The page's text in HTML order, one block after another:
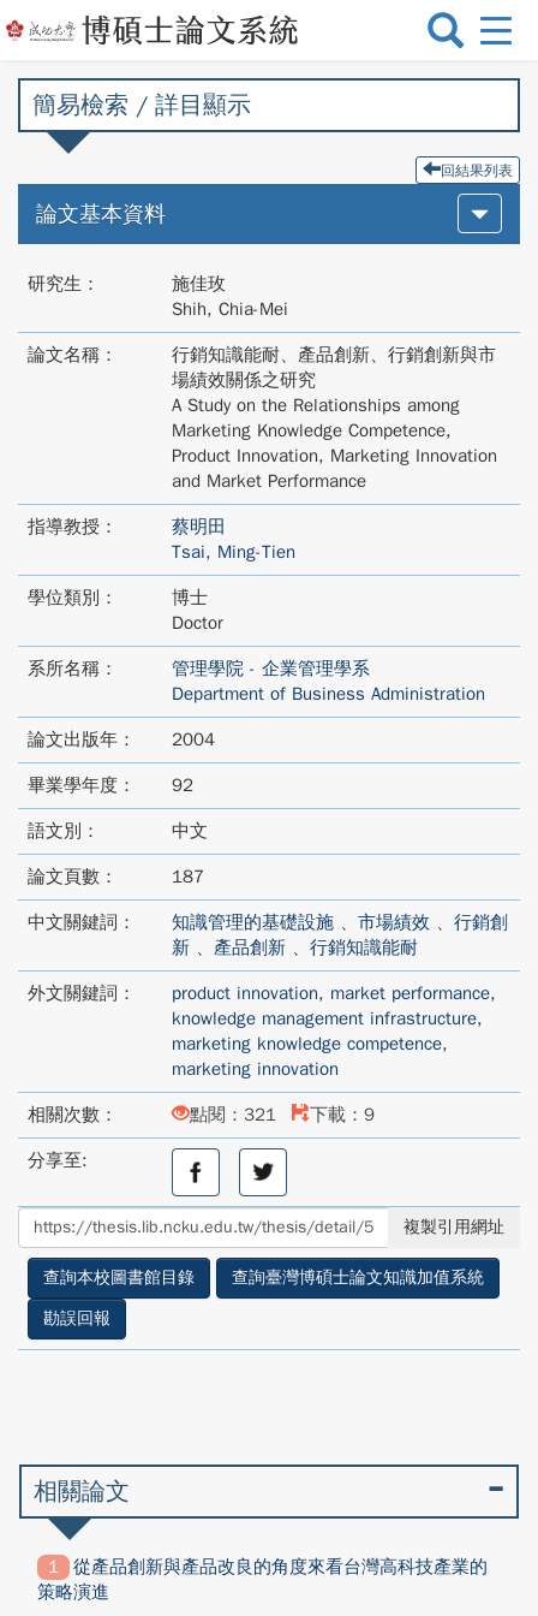
選
切
簡易檢索 / 詳目顯示
回結果列表
論文基本資料
研究生：
施佳玫
Shih, Chia-Mei
論文名稱：
行銷知識能耐、產品創新、行銷創新與市
場績效關係之研究
A Study on the Relationships among
Marketing Knowledge Competence,
Product Innovation, Marketing Innovation
and Market Performance
指導教授：
蔡明田
Tsai, Ming-Tien
學位類別：
博士
Doctor
系所名稱：
管理學院 - 企業管理學系
Department of Business Administration
論文出版年： 2004
畢業學年度： 92
語文別： 中文
論文頁數： 187
中文關鍵詞： 知識管理的基礎設施 、 市場績效 、 行銷創
新 、 產品創新 、 行銷知識能耐
外文關鍵詞： product innovation, market performance,
knowledge management infrastructure,
marketing knowledge competence,
marketing innovation
相關次數： 點閱：321 下載：9
分享至:
分
至
facebook
分
享
至
twitter
複製引用網址
查詢本校圖書館目錄
查詢臺灣博碩士論文知識加值系統
勘誤回報
相關論文
從產品創新與產品改良的角度來看台灣高科技產業的
策略演進